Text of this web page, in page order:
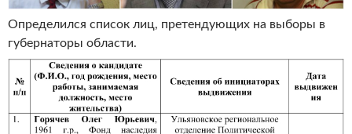
Определился список лиц, претендующих на выборы в
губернаторы области.